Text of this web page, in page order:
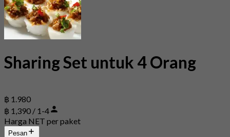
Sharing Set untuk 4 Orang
฿ 1.980
฿ 1,390 / 1-4
Harga NET per paket
Pesan